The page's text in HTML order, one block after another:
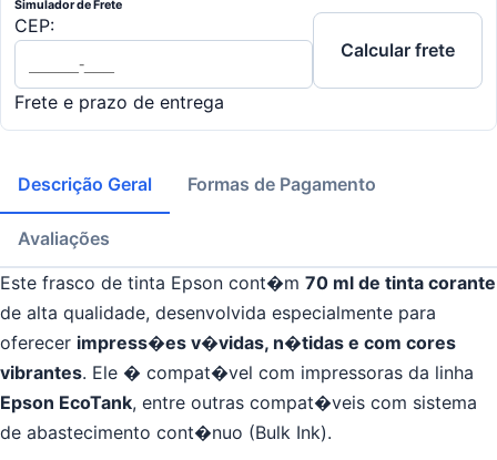
Simulador de Frete
CEP:
Calcular frete
Frete e prazo de entrega
Descrição Geral Formas de Pagamento
Avaliações
Este frasco de tinta Epson cont�m 70 ml de tinta corante
de alta qualidade, desenvolvida especialmente para
oferecer impress�es v�vidas, n�tidas e com cores
vibrantes. Ele � compat�vel com impressoras da linha
Epson EcoTank, entre outras compat�veis com sistema
de abastecimento cont�nuo (Bulk Ink).